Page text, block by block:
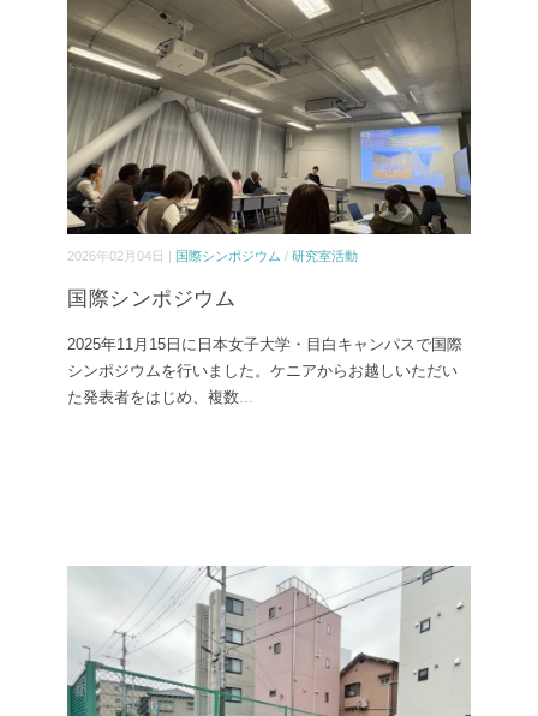
2026年02月04日 | 国際シンポジウム / 研究室活動
国際シンポジウム
2025年11月15日に日本女子大学・目白キャンパスで国際
シンポジウムを行いました。ケニアからお越しいただい
た発表者をはじめ、複数